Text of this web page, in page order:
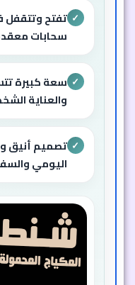
✓ تفتح وتتقفل
سحابات
✓ سعة كبيرة
والعناية
✓ تصميم أنيق
اليومي